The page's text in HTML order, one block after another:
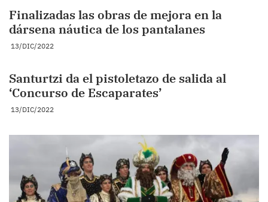
Finalizadas las obras de mejora en la
dársena náutica de los pantalanes
13/DIC/2022
Santurtzi da el pistoletazo de salida al
‘Concurso de Escaparates’
13/DIC/2022